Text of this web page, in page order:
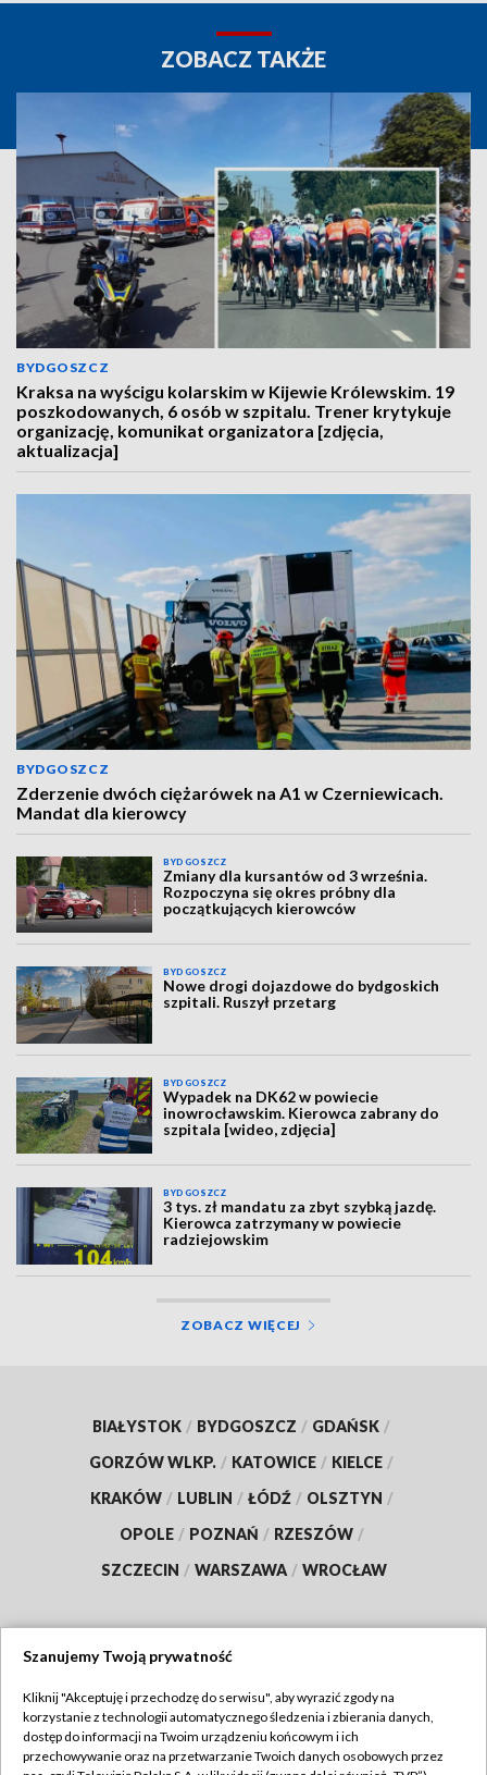
ZOBACZ TAKŻE
BYDGOSZCZ
Kraksa na wyścigu kolarskim w Kijewie Królewskim. 19
poszkodowanych, 6 osób w szpitalu. Trener krytykuje
organizację, komunikat organizatora [zdjęcia,
aktualizacja]
BYDGOSZCZ
Zderzenie dwóch ciężarówek na A1 w Czerniewicach.
Mandat dla kierowcy
BYDGOSZCZ
Zmiany dla kursantów od 3 września.
Rozpoczyna się okres próbny dla
początkujących kierowców
BYDGOSZCZ
Nowe drogi dojazdowe do bydgoskich
szpitali. Ruszył przetarg
BYDGOSZCZ
Wypadek na DK62 w powiecie
inowrocławskim. Kierowca zabrany do
szpitala [wideo, zdjęcia]
BYDGOSZCZ
3 tys. zł mandatu za zbyt szybką jazdę.
Kierowca zatrzymany w powiecie
radziejowskim
ZOBACZ WIĘCEJ
BIAŁYSTOK / BYDGOSZCZ / GDAŃSK /
GORZÓW WLKP. / KATOWICE / KIELCE /
KRAKÓW / LUBLIN / ŁÓDŹ / OLSZTYN /
OPOLE / POZNAŃ / RZESZÓW /
SZCZECIN / WARSZAWA / WROCŁAW
TVP
Abonament TVP
Regulamin TVP
Szanujemy Twoją prywatność
Kliknij "Akceptuję i przechodzę do serwisu", aby wyrazić zgody na
korzystanie z technologii automatycznego śledzenia i zbierania danych,
dostęp do informacji na Twoim urządzeniu końcowym i ich
przechowywanie oraz na przetwarzanie Twoich danych osobowych przez